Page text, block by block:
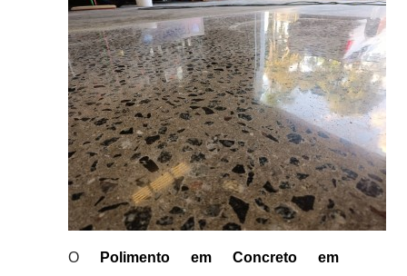
O
Polimento em Concreto em